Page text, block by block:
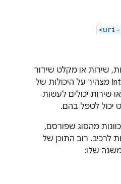
שירות או מקלט שידור
יכולים להגיב עליהן. מסנן Intent מצהיר על היכולות של
שירות יכולים לעשות
יכול לטפל בהם.
מהסוג שפורסם,
לרכיב. רוב התוכן של
שלו: